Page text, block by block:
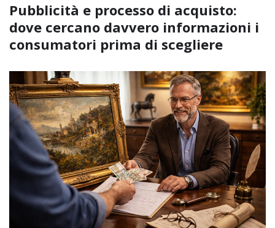
Pubblicità e processo di acquisto:
dove cercano davvero informazioni i
consumatori prima di scegliere